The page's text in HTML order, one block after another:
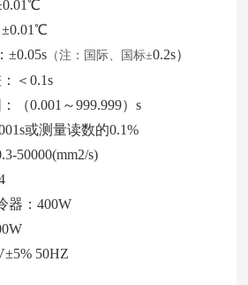
±0.01℃
±0.05s （注：国际、国标±0.2s）
＜0.1s
（0.001～999.999）s
或测量读数的0.1%
50000(mm2/s)
器：400W
50HZ